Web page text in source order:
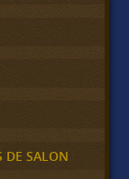
DE SALON